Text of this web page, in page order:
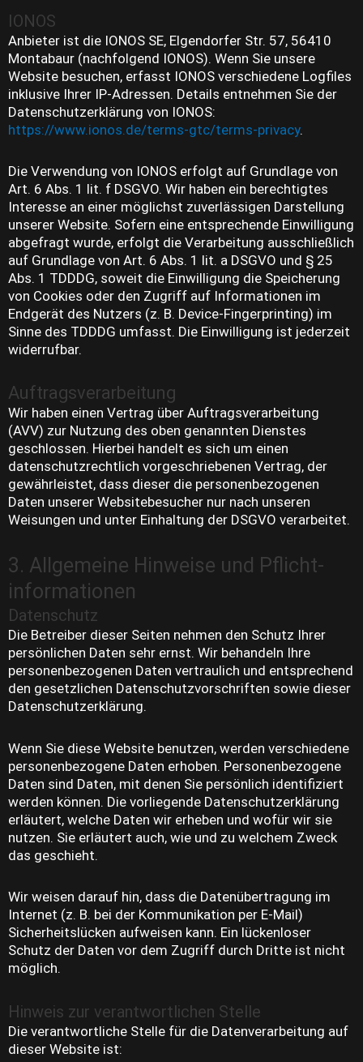
IONOS
Anbieter ist die IONOS SE, Elgendorfer Str. 57, 56410
Montabaur (nachfolgend IONOS). Wenn Sie unsere
Website besuchen, erfasst IONOS verschiedene Logfiles
inklusive Ihrer IP-Adressen. Details entnehmen Sie der
Datenschutzerklärung von IONOS:
https://www.ionos.de/terms-gtc/terms-privacy.
Die Verwendung von IONOS erfolgt auf Grundlage von
Art. 6 Abs. 1 lit. f DSGVO. Wir haben ein berechtigtes
Interesse an einer möglichst zuverlässigen Darstellung
unserer Website. Sofern eine entsprechende Einwilligung
abgefragt wurde, erfolgt die Verarbeitung ausschließlich
auf Grundlage von Art. 6 Abs. 1 lit. a DSGVO und § 25
Abs. 1 TDDDG, soweit die Einwilligung die Speicherung
von Cookies oder den Zugriff auf Informationen im
Endgerät des Nutzers (z. B. Device-Fingerprinting) im
Sinne des TDDDG umfasst. Die Einwilligung ist jederzeit
widerrufbar.
Auftragsverarbeitung
Wir haben einen Vertrag über Auftragsverarbeitung
(AVV) zur Nutzung des oben genannten Dienstes
geschlossen. Hierbei handelt es sich um einen
datenschutzrechtlich vorgeschriebenen Vertrag, der
gewährleistet, dass dieser die personenbezogenen
Daten unserer Websitebesucher nur nach unseren
Weisungen und unter Einhaltung der DSGVO verarbeitet.
3. Allgemeine Hinweise und Pflicht­
informationen
Datenschutz
Die Betreiber dieser Seiten nehmen den Schutz Ihrer
persönlichen Daten sehr ernst. Wir behandeln Ihre
personenbezogenen Daten vertraulich und entsprechend
den gesetzlichen Datenschutzvorschriften sowie dieser
Datenschutzerklärung.
Wenn Sie diese Website benutzen, werden verschiedene
personenbezogene Daten erhoben. Personenbezogene
Daten sind Daten, mit denen Sie persönlich identifiziert
werden können. Die vorliegende Datenschutzerklärung
erläutert, welche Daten wir erheben und wofür wir sie
nutzen. Sie erläutert auch, wie und zu welchem Zweck
das geschieht.
Wir weisen darauf hin, dass die Datenübertragung im
Internet (z. B. bei der Kommunikation per E-Mail)
Sicherheitslücken aufweisen kann. Ein lückenloser
Schutz der Daten vor dem Zugriff durch Dritte ist nicht
möglich.
Hinweis zur verantwortlichen Stelle
Die verantwortliche Stelle für die Datenverarbeitung auf
dieser Website ist: